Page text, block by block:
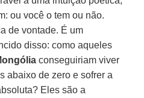
ou você o tem ou não.
de vontade. É um
disso: como aqueles
conseguiriam viver
abaixo de zero e sofrer a
Eles são a